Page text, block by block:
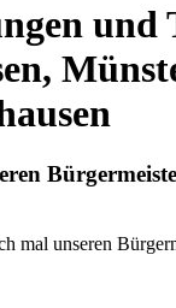
und
mal unseren